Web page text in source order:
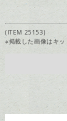
(ITEM 25153)
※掲載した画像はキッ